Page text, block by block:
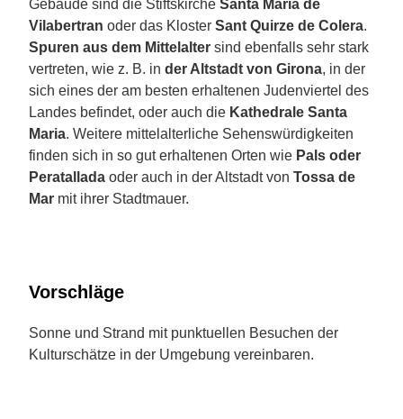
Gebäude sind die Stiftskirche Santa Maria de
Vilabertran oder das Kloster Sant Quirze de Colera.
Spuren aus dem Mittelalter sind ebenfalls sehr stark
vertreten, wie z. B. in der Altstadt von Girona, in der
sich eines der am besten erhaltenen Judenviertel des
Landes befindet, oder auch die Kathedrale Santa
Maria. Weitere mittelalterliche Sehenswürdigkeiten
finden sich in so gut erhaltenen Orten wie Pals oder
Peratallada oder auch in der Altstadt von Tossa de
Mar mit ihrer Stadtmauer.
Vorschläge
Sonne und Strand mit punktuellen Besuchen der
Kulturschätze in der Umgebung vereinbaren.